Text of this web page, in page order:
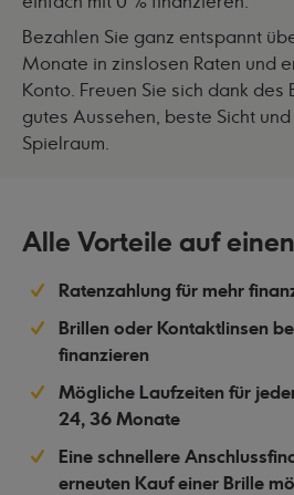
Bezahlen Sie ganz entspannt
Monate in zinslosen Raten und
Konto. Freuen Sie sich dank
gutes Aussehen, beste Sicht
Spielraum.
Alle Vorteile auf
Ratenzahlung für mehr
Brillen oder Kontaktlinsen
finanzieren
Mögliche Laufzeiten für
24, 36 Monate
Eine schnellere
erneuten Kauf einer Brille